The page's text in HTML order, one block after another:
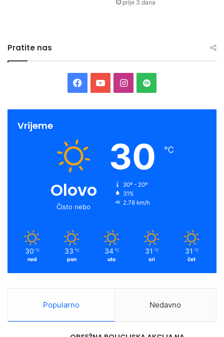
prije 3 dana
Pratite nas
Facebook
YouTubeInstagram
Spotify
Vrijeme
Olovo
Čisto nebo
30 ℃
30º - 20º
31%
2.78 km/h
30 ℃
ned
33 ℃
pon
34 ℃
uto
31 ℃
sri
31 ℃
čet
Popularno Nedavno